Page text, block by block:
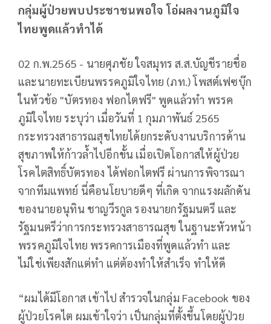
กลุ่มผู้ป่วยพบประชาชนพอใจ โอ่ผลงานภูมิใจ
ไทยพูดแล้วทำได้
02 ก.พ.2565 - นายศุภชัย ใจสมุทร ส.ส.บัญชีรายชื่อ
และนายทะเบียนพรรคภูมิใจไทย (ภท.) โพสต์เฟซบุ๊ก
ในหัวข้อ "บัตรทอง ฟอกไตฟรี" พูดแล้วทำ พรรค
ภูมิใจไทย ระบุว่า เมื่อวันที่ 1 กุมภาพันธ์ 2565
กระทรวงสาธารณสุขไทยได้ยกระดับงานบริการด้าน
สุขภาพให้ก้าวล้ำไปอีกขั้น เมื่อเปิดโอกาสให้ผู้ป่วย
โรคไตสิทธิ์บัตรทอง ได้ฟอกไตฟรี ผ่านการพิจารณา
จากทีมแพทย์ นี่คือนโยบายดีๆ ที่เกิด จากแรงผลักดัน
ของนายอนุทิน ชาญวีรกูล รองนายกรัฐมนตรี และ
รัฐมนตรีว่าการกระทรวงสาธารณสุข ในฐานะหัวหน้า
พรรคภูมิใจไทย พรรคการเมืองที่พูดแล้วทำ และ
ไม่ใช่เพียงสักแต่ทำ แต่ต้องทำให้สำเร็จ ทำให้ดี
“ผมได้มีโอกาส เข้าไป สำรวจในกลุ่ม Facebook ของ
ผู้ป่วยโรคไต ผมเข้าใจว่า เป็นกลุ่มที่ตั้งขึ้นโดยผู้ป่วย